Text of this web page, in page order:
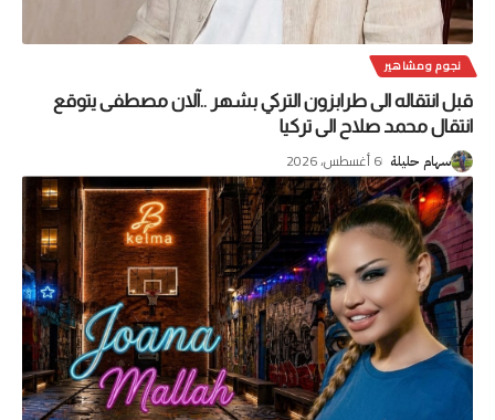
نجوم ومشاهير
قبل انتقاله الى طرابزون التركي بشهر ..آلان مصطفى يتوقع
انتقال محمد صلاح الى تركيا
سهام حليلة 6 أغسطس، 2026